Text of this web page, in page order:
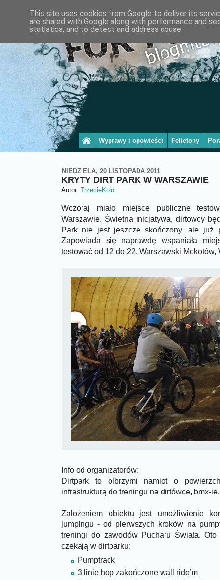
Wyprawy i opowieści Felietony
NIEDZIELA, 20 LISTOPADA 2011
KRYTY DIRT PARK W WARSZAWIE
Autor: TrzecieKoło
Wczoraj miało miejsce publiczne
Warszawie. Świetna inicjatywa, dirtowcy
Park nie jest jeszcze skończony, ale już
Zapowiada się naprawdę wspaniała
testować od 12 do 22. Warszawski Mokotów,
Info od organizatorów:
Dirtpark to olbrzymi namiot o
infrastrukturą do treningu na dirtówce, bmx-
Założeniem obiektu jest umożliwienie
jumpingu - od pierwszych kroków na
treningi do zawodów Pucharu Świata.
czekają w dirtparku:
Pumptrack
3 linie hop zakończone wall ride’m
This site uses cookies from Google to deliver its
are shared with Google along with performance and
statistics, and to detect and address abuse.